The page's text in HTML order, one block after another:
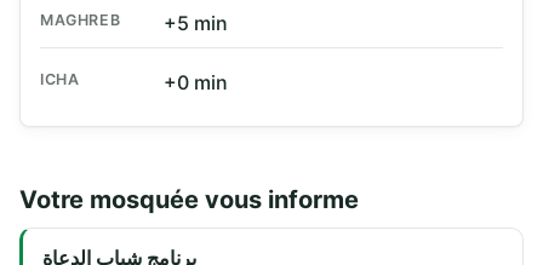
MAGHREB +5 min
ICHA +0 min
Votre mosquée vous informe
برنامج شباب الدعاة